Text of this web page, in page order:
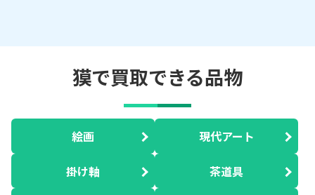
獏で買取できる品物
絵画 現代アート
掛け軸 茶道具